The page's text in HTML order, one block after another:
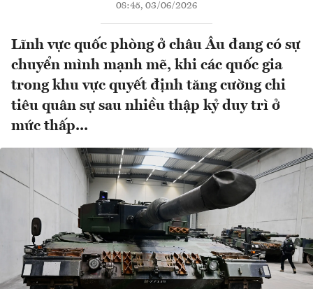
08:45, 03/06/2026
Lĩnh vực quốc phòng ở châu Âu đang có sự
chuyển mình mạnh mẽ, khi các quốc gia
trong khu vực quyết định tăng cường chi
tiêu quân sự sau nhiều thập kỷ duy trì ở
mức thấp...